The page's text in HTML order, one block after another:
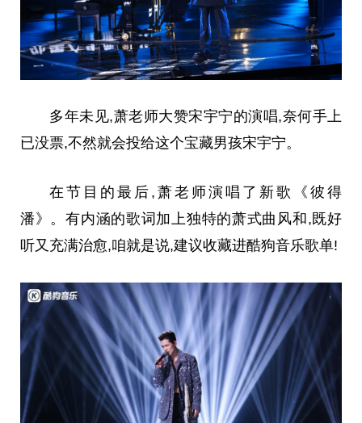
多年未见,萧老师大赞宋宇宁的演唱,奈何手上
已没票,不然就会投给这个宝藏男孩宋宇宁。
在节目的最后,萧老师演唱了新歌《彼得
潘》。有内涵的歌词加上独特的萧式曲风和,既好
听又充满治愈,咱就是说,建议收藏进酷狗音乐歌单!